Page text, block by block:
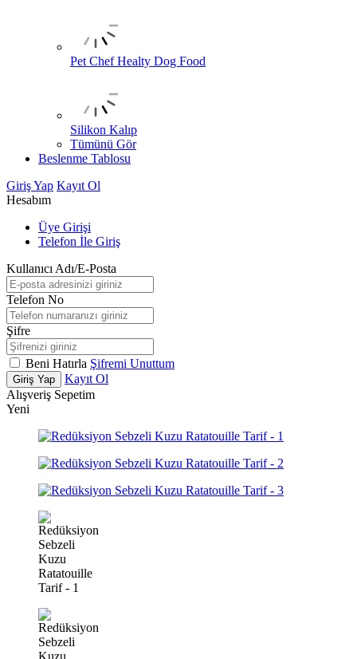
Pet Chef Healty Dog Food
Silikon Kalıp
Tümünü Gör
Beslenme Tablosu
Giriş Yap Kayıt Ol
Hesabım
Üye Girişi
Telefon İle Giriş
Kullanıcı Adı/E-Posta
Telefon No
Şifre
Beni Hatırla Şifremi Unuttum
Giriş Yap
Kayıt Ol
Alışveriş Sepetim
Yeni